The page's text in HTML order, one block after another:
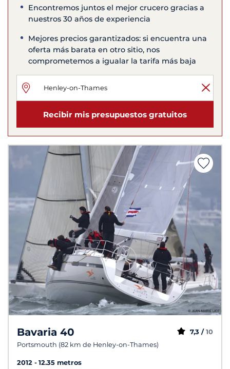
Encontremos juntos el mejor crucero gracias a
nuestros 30 años de experiencia
Mejores precios garantizados: si encuentra una
oferta más barata en otro sitio, nos
comprometemos a igualar la tarifa más baja
Recibir mis presupuestos gratuitos
Bavaria 40
Portsmouth (82 km de Henley-on-Thames)
7,3 / 10
2012
12.35 metros